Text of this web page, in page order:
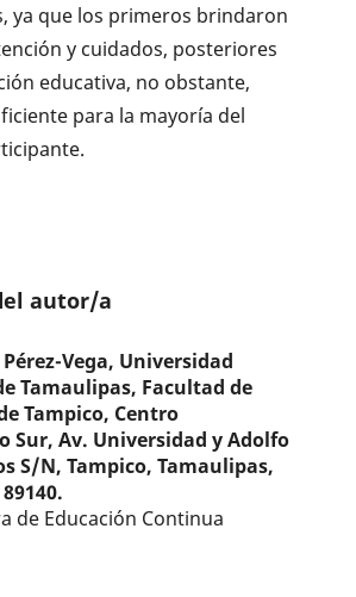
ya que los primeros brindaron
y cuidados, posteriores
educativa, no obstante,
para la mayoría del
autor/a
Vega, Universidad
Tamaulipas, Facultad de
Tampico, Centro
Sur, Av. Universidad y Adolfo
S/N, Tampico, Tamaulipas,
de Educación Continua